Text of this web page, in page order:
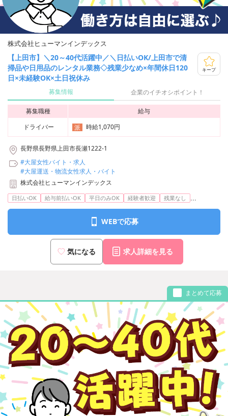
株式会社ヒューマンインデックス
【上田市】＼20～40代活躍中／＼日払いOK/上田市で清
掃品や日用品のレンタル業務◇残業少なめ×年間休日120
日×未経験OK×土日祝休み
キープ
募集情報 企業のイチオシポイント！
募集職種
給与
ドライバー
派 時給1,070円
長野県長野県上田市長瀬1222-1
#大屋女性バイト・求人
#大屋運送・物流女性求人・バイト
株式会社ヒューマンインデックス
日払いOK 給与前払いOK 平日のみOK 経験者歓迎 残業なし ...
WEBで応募
気になる 求人詳細を見る
まとめて応募